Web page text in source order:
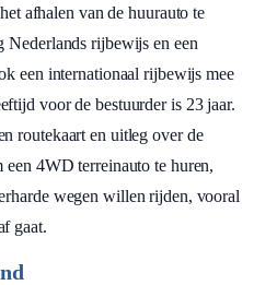
afhalen van de huurauto te
Nederlands rijbewijs en een
een internationaal rijbewijs mee
voor de bestuurder is 23 jaar.
routekaart en uitleg over de
een 4WD terreinauto te huren,
wegen willen rijden, vooral
gaat.